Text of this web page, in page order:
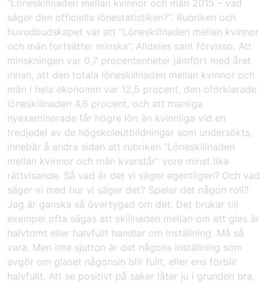
"Löneskillnaden mellan kvinnor och män 2015 – vad
säger den officiella lönestatistiken?". Rubriken och
huvudbudskapet var att ”Löneskillnaden mellan kvinnor
och män fortsätter minska”. Alldeles sant förvisso. Att
minskningen var 0,7 procentenheter jämfört med året
innan, att den totala löneskillnaden mellan kvinnor och
män i hela ekonomin var 12,5 procent, den oförklarade
löneskillnaden 4,6 procent, och att manliga
nyexaminerade får högre lön än kvinnliga vid en
tredjedel av de högskoleutbildningar som undersökts,
innebär å andra sidan att rubriken ”Löneskillnaden
mellan kvinnor och män kvarstår” vore minst lika
rättvisande. Så vad är det vi säger egentligen? Och vad
säger vi med hur vi säger det? Spelar det någon roll?
Jag är ganska så övertygad om det. Det brukar till
exempel ofta sägas att skillnaden mellan om ett glas är
halvtomt eller halvfullt handlar om inställning. Må så
vara. Men inte sjutton är det någons inställning som
avgör om glaset någonsin blir fullt, eller ens förblir
halvfullt. Att se positivt på saker låter ju i grunden bra,